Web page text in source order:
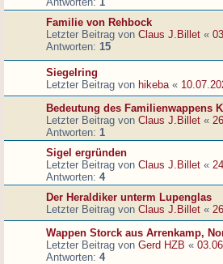
Familie von Rehbock
Letzter Beitrag von Claus J.Billet «
Antworten: 15
Siegelring
Letzter Beitrag von hikeba «
Bedeutung des Familienwappens
Letzter Beitrag von Claus J.Billet «
Antworten: 1
Sigel ergründen
Letzter Beitrag von Claus J.Billet «
Antworten: 4
Der Heraldiker unterm Lupenglas
Letzter Beitrag von Claus J.Billet «
Wappen Storck aus Arrenkamp,
Letzter Beitrag von Gerd HZB «
Antworten: 4